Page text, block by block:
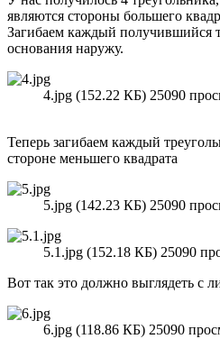
являются стороны большего
Загибаем каждый получившийся
основания наружу.
4.jpg (152.22 КБ) 25090
Теперь загибаем каждый
стороне меньшего квадрата
5.jpg (142.23 КБ) 25090
5.1.jpg (152.18 КБ) 25090
Вот так это должно выглядеть с
6.jpg (118.86 КБ) 25090